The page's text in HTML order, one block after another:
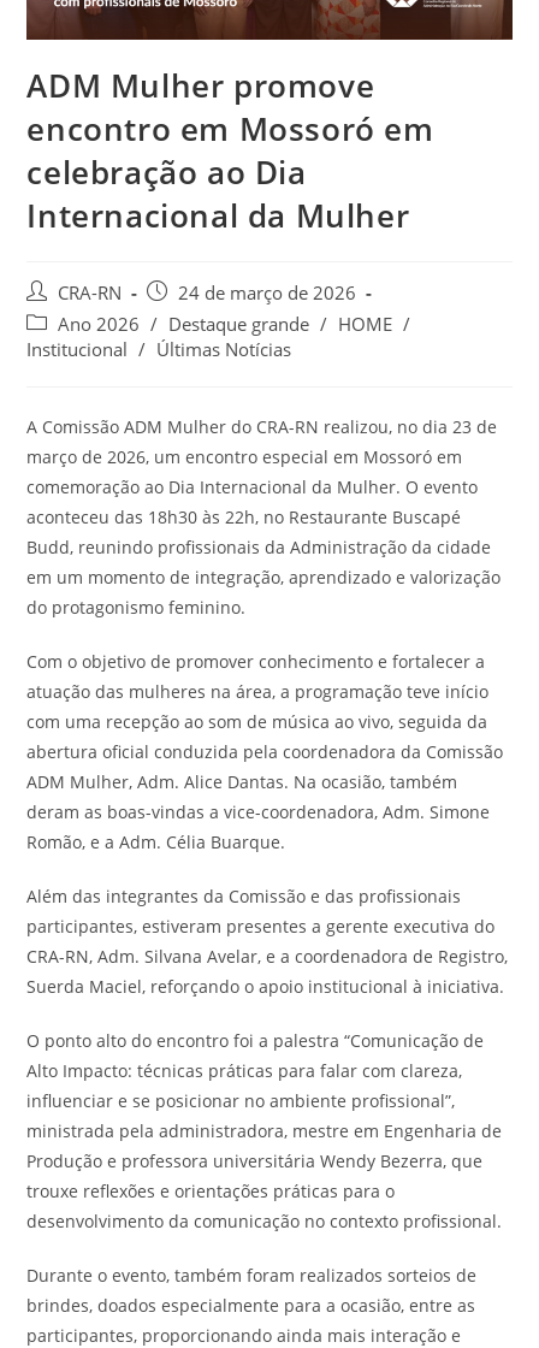
ADM Mulher promove
encontro em Mossoró em
celebração ao Dia
Internacional da Mulher
Autor
do
post:
CRA-RN
Post
publicado:
24 de março de 2026
Categoria
do
Ano 2026 / Destaque grande / HOME /
Institucional / Últimas Notícias
A Comissão ADM Mulher do CRA-RN realizou, no dia 23 de
março de 2026, um encontro especial em Mossoró em
comemoração ao Dia Internacional da Mulher. O evento
aconteceu das 18h30 às 22h, no Restaurante Buscapé
Budd, reunindo profissionais da Administração da cidade
em um momento de integração, aprendizado e valorização
do protagonismo feminino.
Com o objetivo de promover conhecimento e fortalecer a
atuação das mulheres na área, a programação teve início
com uma recepção ao som de música ao vivo, seguida da
abertura oficial conduzida pela coordenadora da Comissão
ADM Mulher, Adm. Alice Dantas. Na ocasião, também
deram as boas-vindas a vice-coordenadora, Adm. Simone
Romão, e a Adm. Célia Buarque.
Além das integrantes da Comissão e das profissionais
participantes, estiveram presentes a gerente executiva do
CRA-RN, Adm. Silvana Avelar, e a coordenadora de Registro,
Suerda Maciel, reforçando o apoio institucional à iniciativa.
O ponto alto do encontro foi a palestra “Comunicação de
Alto Impacto: técnicas práticas para falar com clareza,
influenciar e se posicionar no ambiente profissional”,
ministrada pela administradora, mestre em Engenharia de
Produção e professora universitária Wendy Bezerra, que
trouxe reflexões e orientações práticas para o
desenvolvimento da comunicação no contexto profissional.
Durante o evento, também foram realizados sorteios de
brindes, doados especialmente para a ocasião, entre as
participantes, proporcionando ainda mais interação e